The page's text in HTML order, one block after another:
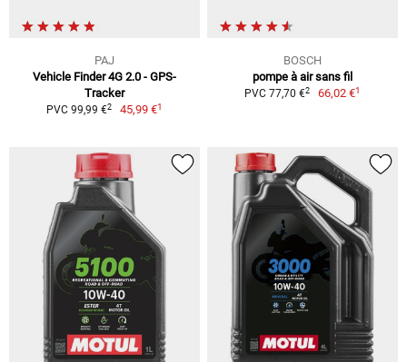
PAJ
Vehicle Finder 4G 2.0 - GPS-
Tracker
PVC 99,99 €2 45,99 €1
BOSCH
pompe à air sans fil
PVC 77,70 €2 66,02 €1